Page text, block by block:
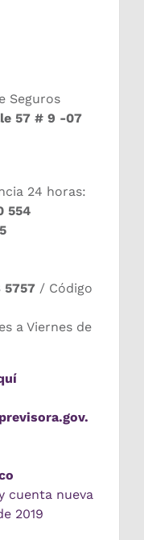
Seguros
57 # 9 -07
24 horas:
554
5757 / Código
a Viernes de
cuenta nueva
2019